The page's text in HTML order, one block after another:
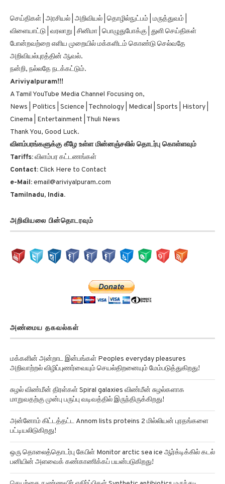
செய்திகள் | அரசியல் | அறிவியல் | தொழில்நுட்பம் | மருத்துவம் |
விளையாட்டு | வரலாறு | சினிமா | பொழுதுபோக்கு | துளி செய்திகள்
போன்றவற்றை எளிய முறையில் மக்களிடம் கொண்டு செல்வதே
அறிவியல்புரத்தின் ஆவல்.
நன்றி, நல்லதே நடக்கட்டும்.
Ariviyalpuram!!!
A Tamil YouTube Media Channel Focusing on,
News | Politics | Science | Technology | Medical | Sports | History |
Cinema | Entertainment | Thuli News
Thank You, Good Luck.
விளம்பரங்களுக்கு கீழே உள்ள மின்னஞ்சலில் தொடர்பு கொள்ளவும்
Tariffs:
விளம்பர கட்டணங்கள்
Contact: Click Here to Contact
e-Mail:
email@ariviyalpuram.com
Tamilnadu, India.
அறிவியலை பின்தொடரவும்
அண்மைய தகவல்கள்
மக்களின் அன்றாட இன்பங்கள் Peoples everyday pleasures
அறிவாற்றல் விழிப்புணர்வையும் செயல்திறனையும் மேம்படுத்துகிறது!
சுழல் விண்மீன் திரள்கள் Spiral galaxies விண்மீன் சுழல்களாக
மாறுவதற்கு முன்பு பருப்பு வடிவத்தில் இருந்திருக்கிறது!
அன்னோம் கிட்டத்தட்ட Annom lists proteins 2 மில்லியன் புரதங்களை
பட்டியலிடுகிறது!
ஒரு தொலைத்தொடர்பு கேபிள் Monitor arctic sea ice ஆர்க்டிக்கில் கடல்
பனியின் அளவைக் கண்காணிக்கப் பயன்படுகிறது!
செயற்கை நுண்ணுயிர் எதிர்ப்பிகள் Synthetic antibiotics மருந்து-